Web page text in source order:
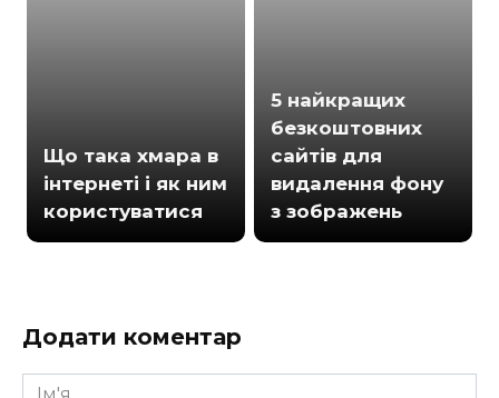
Що така хмара в
інтернеті і як ним
користуватися
5 найкращих
безкоштовних
сайтів для
видалення фону
з зображень
Додати коментар
Ім'я